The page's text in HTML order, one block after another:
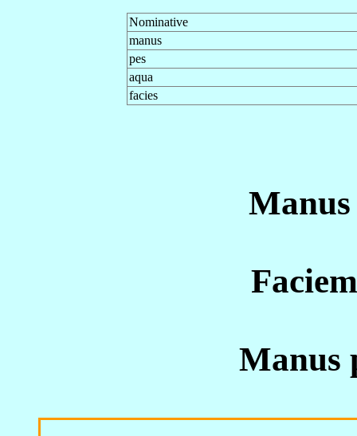
Nominative
manus
pes
aqua
facies
Manus
Manus